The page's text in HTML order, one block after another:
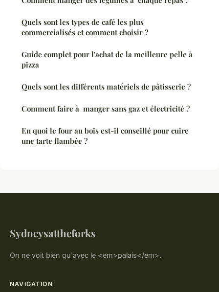
Quels sont les types de café les plus
commercialisés et comment choisir ?
Guide complet pour l'achat de la meilleure pelle à
pizza
Quels sont les différents matériels de pâtisserie ?
Comment faire à manger sans gaz et électricité ?
En quoi le four au bois est-il conseillé pour cuire
une tarte flambée ?
Sydneysattheforks
On ne voit bien qu'avec le <em>palais</em>.
NAVIGATION